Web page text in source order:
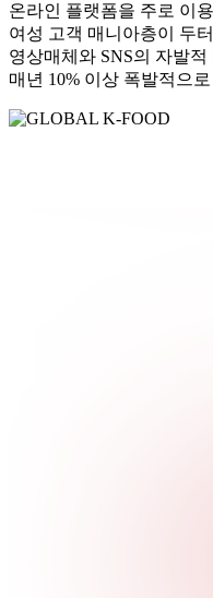
온라인 플랫폼을 주로 이
여성 고객 매니아층이 두
영상매체와 SNS의 자발적
매년 10% 이상 폭발적으